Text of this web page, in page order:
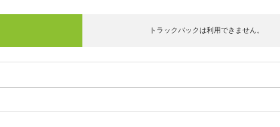
トラックバックは利用できません。